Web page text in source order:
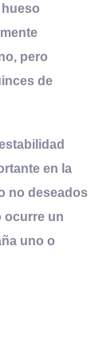
pero
de
en la
no deseados
ocurre un
uno o